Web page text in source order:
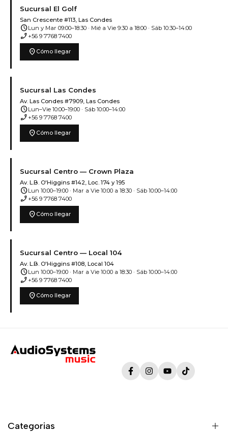
Sucursal El Golf
San Crescente #113, Las Condes
scheduleLun y Mar 09:00–18:30 · Mié a Vie 9:30 a 18:00 · Sáb 10:30–14:00
phone_enabled +56 9 7768 7400
location_on Cómo llegar
Sucursal Las Condes
Av. Las Condes #7909, Las Condes
scheduleLun–Vie 10:00–19:00 · Sáb 10:00–14:00
phone_enabled +56 9 7768 7400
location_on Cómo llegar
Sucursal Centro — Crown Plaza
Av. L.B. O'Higgins #142, Loc. 174 y 195
scheduleLun 10:00–19:00 · Mar a Vie 10:00 a 18:30 · Sáb 10:00–14:00
phone_enabled +56 9 7768 7400
location_on Cómo llegar
Sucursal Centro — Local 104
Av. L.B. O'Higgins #108, Local 104
scheduleLun 10:00–19:00 · Mar a Vie 10:00 a 18:30 · Sáb 10:00–14:00
phone_enabled +56 9 7768 7400
location_on Cómo llegar
FacebookInstagramYouTubeTikTok
Categorias